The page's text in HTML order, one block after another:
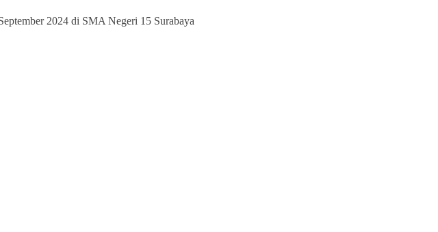
2024 di SMA Negeri 15 Surabaya